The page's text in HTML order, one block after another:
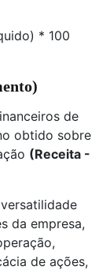
* 100
de
obtido sobre
(Receita -
da empresa,
de ações,